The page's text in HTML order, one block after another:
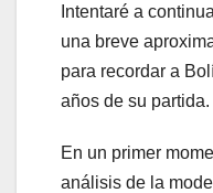
Intentaré a
una breve
para recordar a
años de su partida.
En un primer
análisis de la